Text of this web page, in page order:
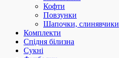
Кофти
Повзунки
Шапочки, слинявчики
Комплекти
Спідня білизна
Сукні